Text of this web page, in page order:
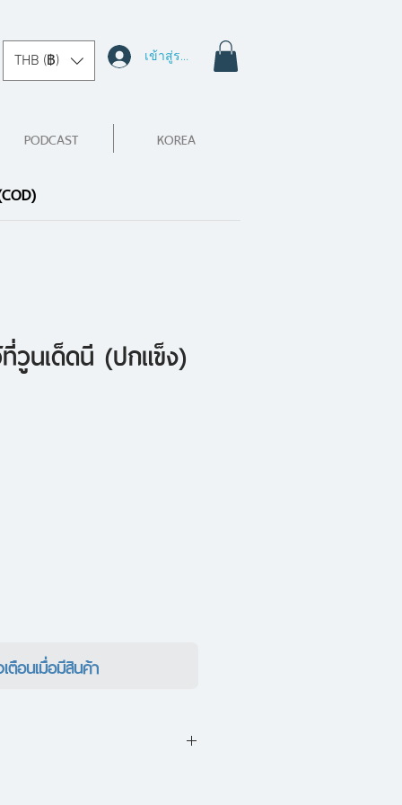
THB (฿) เข้าสู่ระบบ
PODCAST KOREA
วูนเด็ดนี (ปกแข็ง)
ตือนเมื่อมีสินค้า
ดนี หรือ Bury My Heart at